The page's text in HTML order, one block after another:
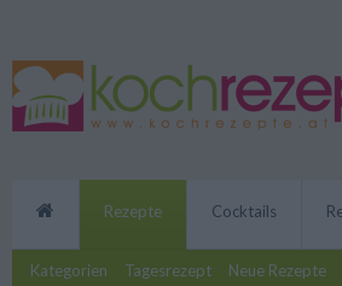
Rezepte
Kategorien Tagesrezept Neue Rezepte
Cocktails